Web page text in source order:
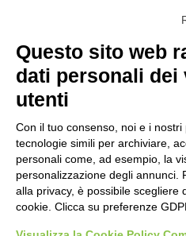
Bovini di Razza
Codice Fiscale:
Questo sito web
dati personali dei
utenti
Con il tuo consenso, noi e i
tecnologie simili per archiviare,
personali come, ad esempio, la
personalizzazione degli annunci.
alla privacy, è possibile scegliere
cookie. Clicca su preferenze